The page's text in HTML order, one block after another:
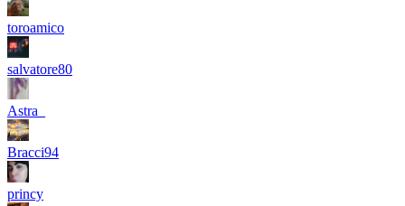
toroamico
salvatore80
Astra_
Bracci94
princy